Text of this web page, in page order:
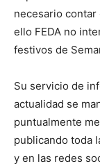
necesario
ello FEDA no
festivos de
Su servicio de
actualidad se
puntualmente
publicando toda
y en las redes